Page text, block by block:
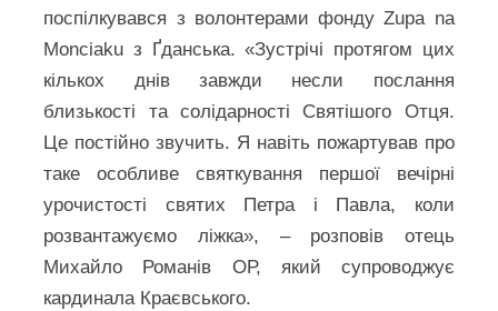
поспілкувався з волонтерами фонду Zupa na
Monciaku з Ґданська. «Зустрічі протягом цих
кількох днів завжди несли послання
близькості та солідарності Святішого Отця.
Це постійно звучить. Я навіть пожартував про
таке особливе святкування першої вечірні
урочистості святих Петра і Павла, коли
розвантажуємо ліжка», – розповів отець
Михайло Романів ОР, який супроводжує
кардинала Краєвського.